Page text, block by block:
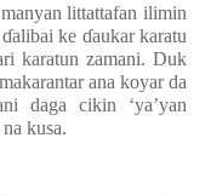
littattafan ilimin
ɗalibai ke ɗaukar karatu
karatun zamani. Duk
ana koyar da
daga cikin ‘ya’yan
kusa.